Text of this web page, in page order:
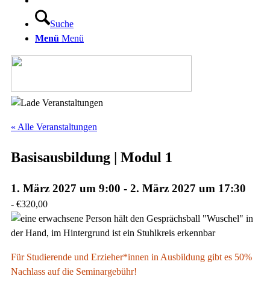
Suche
Menü Menü
« Alle Veranstaltungen
Basisausbildung | Modul 1
1. März 2027 um 9:00 - 2. März 2027 um 17:30
- €320,00
Für Studierende und Erzieher*innen in Ausbildung gibt es 50%
Nachlass auf die Seminargebühr!